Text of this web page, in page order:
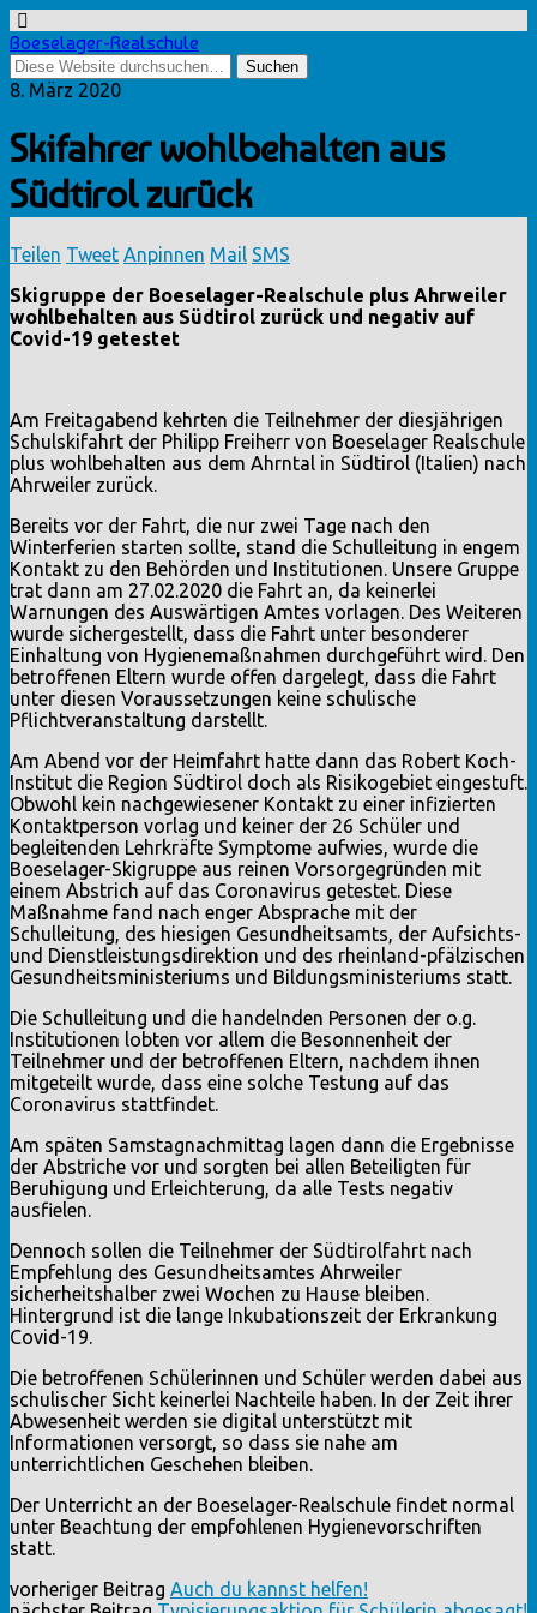
Boeselager-Realschule
8. März 2020
Skifahrer wohlbehalten aus
Südtirol zurück
Teilen Tweet Anpinnen Mail SMS
Skigruppe der Boeselager-Realschule plus Ahrweiler
wohlbehalten aus Südtirol zurück und negativ auf
Covid-19 getestet
Am Freitagabend kehrten die Teilnehmer der diesjährigen
Schulskifahrt der Philipp Freiherr von Boeselager Realschule
plus wohlbehalten aus dem Ahrntal in Südtirol (Italien) nach
Ahrweiler zurück.
Bereits vor der Fahrt, die nur zwei Tage nach den
Winterferien starten sollte, stand die Schulleitung in engem
Kontakt zu den Behörden und Institutionen. Unsere Gruppe
trat dann am 27.02.2020 die Fahrt an, da keinerlei
Warnungen des Auswärtigen Amtes vorlagen. Des Weiteren
wurde sichergestellt, dass die Fahrt unter besonderer
Einhaltung von Hygienemaßnahmen durchgeführt wird. Den
betroffenen Eltern wurde offen dargelegt, dass die Fahrt
unter diesen Voraussetzungen keine schulische
Pflichtveranstaltung darstellt.
Am Abend vor der Heimfahrt hatte dann das Robert Koch-
Institut die Region Südtirol doch als Risikogebiet eingestuft.
Obwohl kein nachgewiesener Kontakt zu einer infizierten
Kontaktperson vorlag und keiner der 26 Schüler und
begleitenden Lehrkräfte Symptome aufwies, wurde die
Boeselager-Skigruppe aus reinen Vorsorgegründen mit
einem Abstrich auf das Coronavirus getestet. Diese
Maßnahme fand nach enger Absprache mit der
Schulleitung, des hiesigen Gesundheitsamts, der Aufsichts-
und Dienstleistungsdirektion und des rheinland-pfälzischen
Gesundheitsministeriums und Bildungsministeriums statt.
Die Schulleitung und die handelnden Personen der o.g.
Institutionen lobten vor allem die Besonnenheit der
Teilnehmer und der betroffenen Eltern, nachdem ihnen
mitgeteilt wurde, dass eine solche Testung auf das
Coronavirus stattfindet.
Am späten Samstagnachmittag lagen dann die Ergebnisse
der Abstriche vor und sorgten bei allen Beteiligten für
Beruhigung und Erleichterung, da alle Tests negativ
ausfielen.
Dennoch sollen die Teilnehmer der Südtirolfahrt nach
Empfehlung des Gesundheitsamtes Ahrweiler
sicherheitshalber zwei Wochen zu Hause bleiben.
Hintergrund ist die lange Inkubationszeit der Erkrankung
Covid-19.
Die betroffenen Schülerinnen und Schüler werden dabei aus
schulischer Sicht keinerlei Nachteile haben. In der Zeit ihrer
Abwesenheit werden sie digital unterstützt mit
Informationen versorgt, so dass sie nahe am
unterrichtlichen Geschehen bleiben.
Der Unterricht an der Boeselager-Realschule findet normal
unter Beachtung der empfohlenen Hygienevorschriften
statt.
vorheriger Beitrag Auch du kannst helfen!